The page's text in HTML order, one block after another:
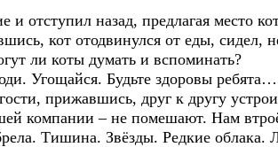
отступил назад, предлагая место
кот отодвинулся от еды, сидел,
ли коты думать и вспоминать?
Угощайся. Будьте здоровы ребята…
прижавшись, друг к другу
компании – не помешают. Нам
Тишина. Звёзды. Редкие облака.